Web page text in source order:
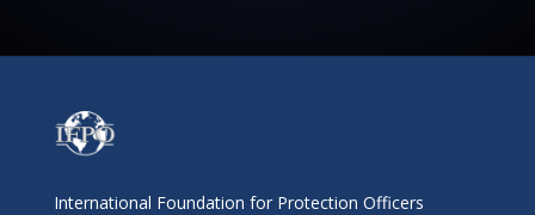
International Foundation for Protection Officers